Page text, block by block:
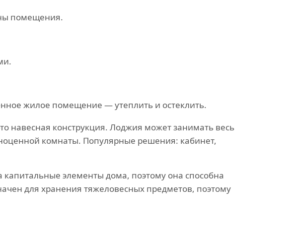
помещения.
жилое помещение — утеплить и остеклить.
навесная конструкция. Лоджия может занимать весь
комнаты. Популярные решения: кабинет,
капитальные элементы дома, поэтому она способна
для хранения тяжеловесных предметов, поэтому